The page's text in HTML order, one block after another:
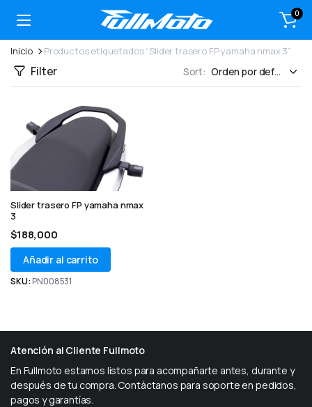
0
Inicio Productos etiquetados “Slider trasero FP yamaha nmax 3”
Filter Sort:
Slider trasero FP yamaha nmax
3
$188,000
Añadir al carrito
SKU: PN008531
Atención al Cliente Fullmoto
En Fullmoto estamos listos para acompañarte antes, durante y
después de tu compra. Contáctanos para soporte en pedidos,
pagos y garantías.